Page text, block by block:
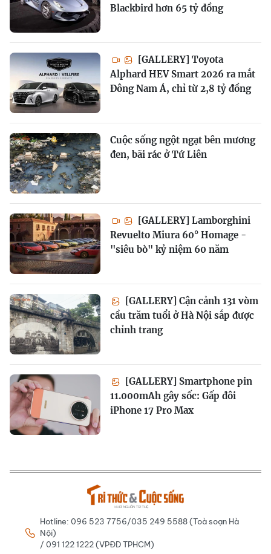
Blackbird hơn 65 tỷ đồng
[GALLERY] Toyota
Alphard HEV Smart 2026 ra mắt
Đông Nam Á, chỉ từ 2,8 tỷ đồng
Cuộc sống ngột ngạt bên mương
đen, bãi rác ở Tứ Liên
[GALLERY] Lamborghini
Revuelto Miura 60° Homage -
"siêu bò" kỷ niệm 60 năm
[GALLERY] Cận cảnh 131 vòm
cầu trăm tuổi ở Hà Nội sắp được
chỉnh trang
[GALLERY] Smartphone pin
11.000mAh gây sốc: Gấp đôi
iPhone 17 Pro Max
Hotline: 096 523 7756/035 249 5588 (Toà soạn Hà
Nội)
/ 091 122 1222 (VPĐD TPHCM)